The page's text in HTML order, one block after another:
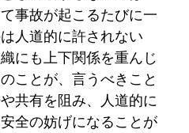
事故が起こるたびに一
人道的に許されない
も上下関係を重んじ
ことが、言うべきこと
共有を阻み、人道的に
全の妨げになることが